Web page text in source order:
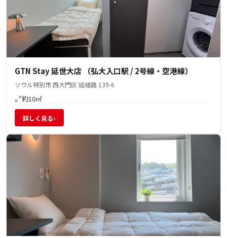
GTN Stay 延世大店 （弘大入口駅 / 2号線・空港線）
ソウル特別市 西大門区 延禧路 139-6
約10㎡
詳しく見る›